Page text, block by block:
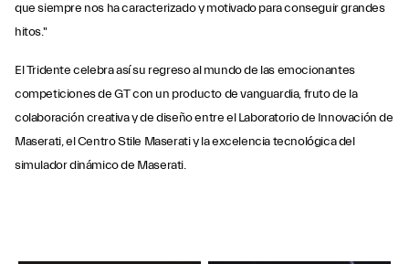
que siempre nos ha caracterizado y motivado para conseguir grandes
hitos."
El Tridente celebra así su regreso al mundo de las emocionantes
competiciones de GT con un producto de vanguardia, fruto de la
colaboración creativa y de diseño entre el Laboratorio de Innovación de
Maserati, el Centro Stile Maserati y la excelencia tecnológica del
simulador dinámico de Maserati.